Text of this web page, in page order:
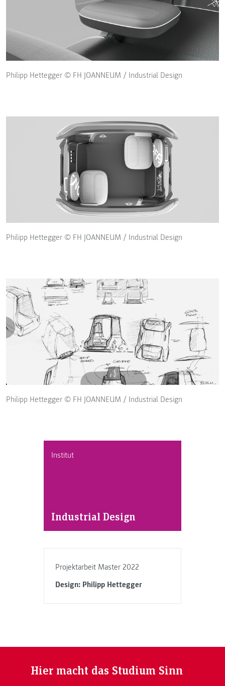
Institut
Industrial Design
Projektarbeit Master 2022
Design: Philipp Hettegger
Philipp Hettegger © FH JOANNEUM / Industrial Design
Philipp Hettegger © FH JOANNEUM / Industrial Design
Philipp Hettegger © FH JOANNEUM / Industrial Design
Hier macht das Studium Sinn